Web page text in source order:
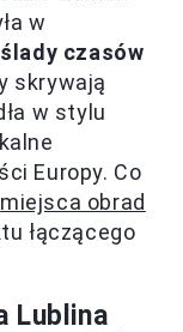
w
ślady czasów
skrywają
w stylu
Europy. Co
miejsca obrad
łączącego
Lublina